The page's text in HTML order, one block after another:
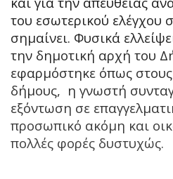
του εσωτερικού ελέγχου
σημαίνει. Φυσικά
την δημοτική αρχή του
εφαρμόστηκε όπως
δήμους, η γνωστή
εξόντωση σε
προσωπικό ακόμη και
πολλές φορές δυστυχώς.